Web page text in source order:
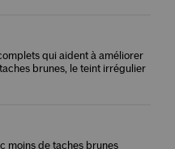
qui aident à améliorer
brunes, le teint irrégulier
moins de taches brunes